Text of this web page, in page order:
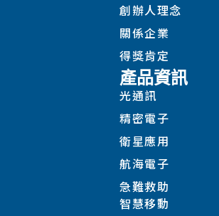
創辦人理念
關係企業
得獎肯定
產品資訊
光通訊
精密電子
衛星應用
航海電子
急難救助
智慧移動